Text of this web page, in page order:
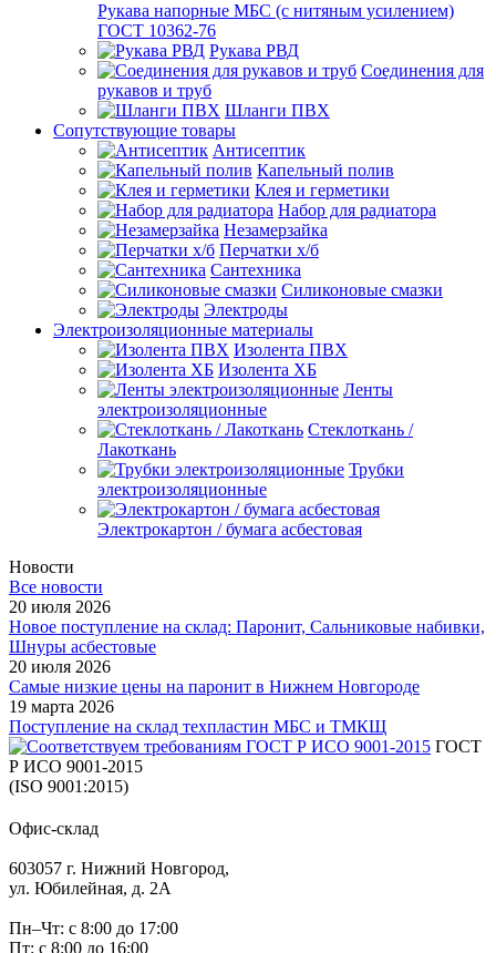
Рукава напорные МБС (с нитяным усилением)
ГОСТ 10362-76
Рукава РВД
Соединения для
рукавов и труб
Шланги ПВХ
Сопутствующие товары
Антисептик
Капельный полив
Клея и герметики
Набор для радиатора
Незамерзайка
Перчатки х/б
Сантехника
Силиконовые смазки
Электроды
Электроизоляционные материалы
Изолента ПВХ
Изолента ХБ
Ленты
электроизоляционные
Стеклоткань /
Лакоткань
Трубки
электроизоляционные
Электрокартон / бумага асбестовая
Новости
Все новости
20 июля 2026
Новое поступление на склад: Паронит, Сальниковые набивки,
Шнуры асбестовые
20 июля 2026
Самые низкие цены на паронит в Нижнем Новгороде
19 марта 2026
Поступление на склад техпластин МБС и ТМКЩ
ГОСТ
Р ИСО 9001-2015
(ISO 9001:2015)
Офис-склад
603057 г. Нижний Новгород,
ул. Юбилейная, д. 2А
Пн–Чт: с 8:00 до 17:00
Пт: с 8:00 до 16:00